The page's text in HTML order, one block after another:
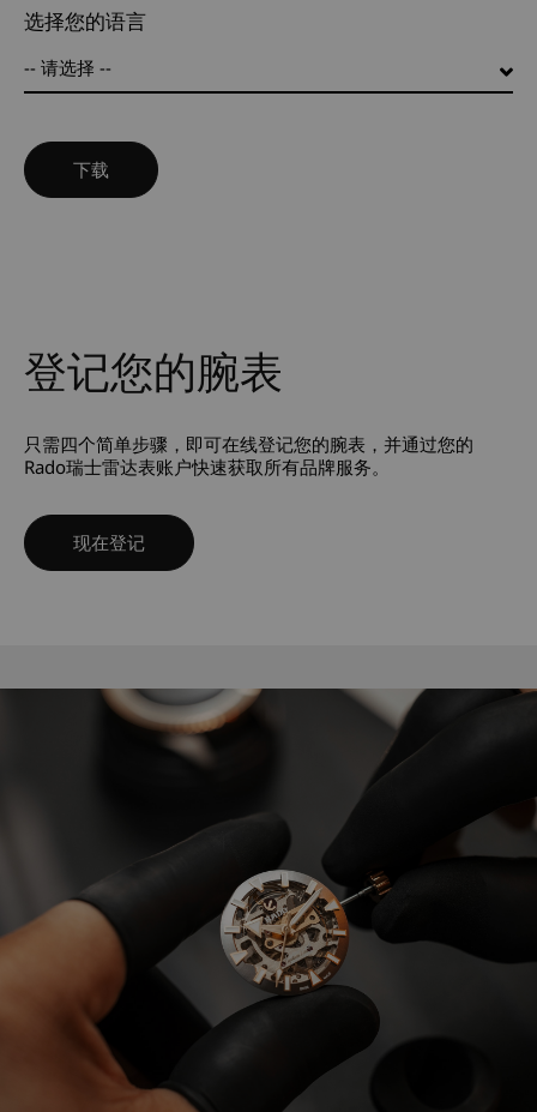
-- 请选择 --
选择您的语言
登记您的腕表
只需四个简单步骤，即可在线登记您的腕表，并通过您的
Rado瑞士雷达表账户快速获取所有品牌服务。
现在登记